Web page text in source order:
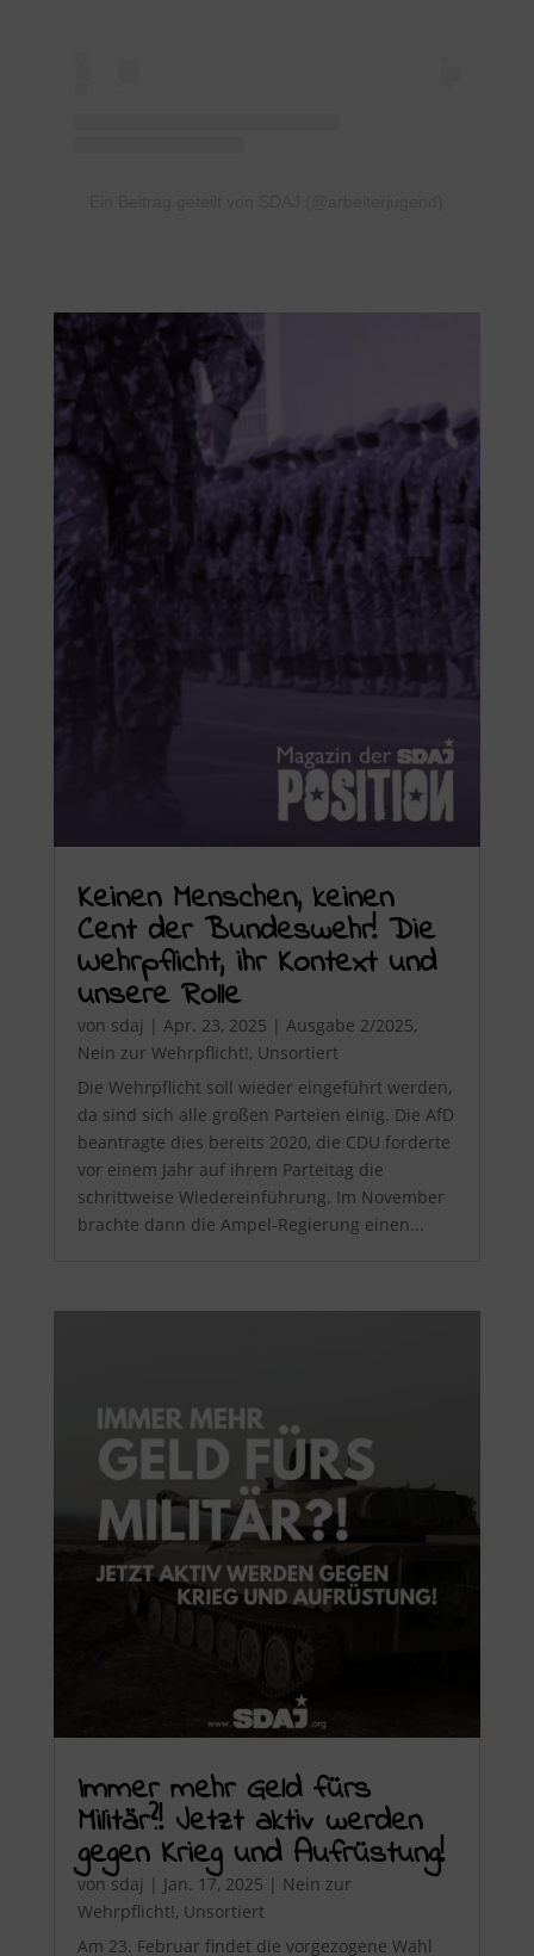
Keinen Menschen, keinen
Cent der Bundeswehr! Die
Wehrpflicht, ihr Kontext und
unsere Rolle
von sdaj | Apr. 23, 2025 | Ausgabe 2/2025,
Nein zur Wehrpflicht!, Unsortiert
Die Wehrpflicht soll wieder eingeführt werden,
da sind sich alle großen Parteien einig. Die AfD
beantragte dies bereits 2020, die CDU forderte
vor einem Jahr auf ihrem Parteitag die
schrittweise Wiedereinführung. Im November
brachte dann die Ampel-Regierung einen...
Immer mehr Geld fürs
Militär?! Jetzt aktiv werden
gegen Krieg und Aufrüstung!
von sdaj | Jan. 17, 2025 | Nein zur
Wehrpflicht!, Unsortiert
Am 23. Februar findet die vorgezogene Wahl